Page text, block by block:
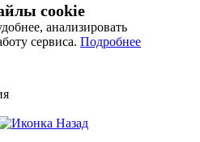
cookie
анализировать
сервиса. Подробнее
Назад